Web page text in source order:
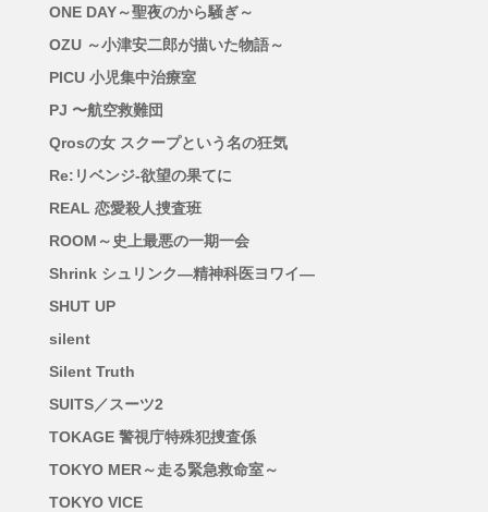
ONE DAY～聖夜のから騒ぎ～
OZU ～小津安二郎が描いた物語～
PICU 小児集中治療室
PJ 〜航空救難団
Qrosの女 スクープという名の狂気
Re:リベンジ-欲望の果てに
REAL 恋愛殺人捜査班
ROOM～史上最悪の一期一会
Shrink シュリンク―精神科医ヨワイ―
SHUT UP
silent
Silent Truth
SUITS／スーツ2
TOKAGE 警視庁特殊犯捜査係
TOKYO MER～走る緊急救命室～
TOKYO VICE